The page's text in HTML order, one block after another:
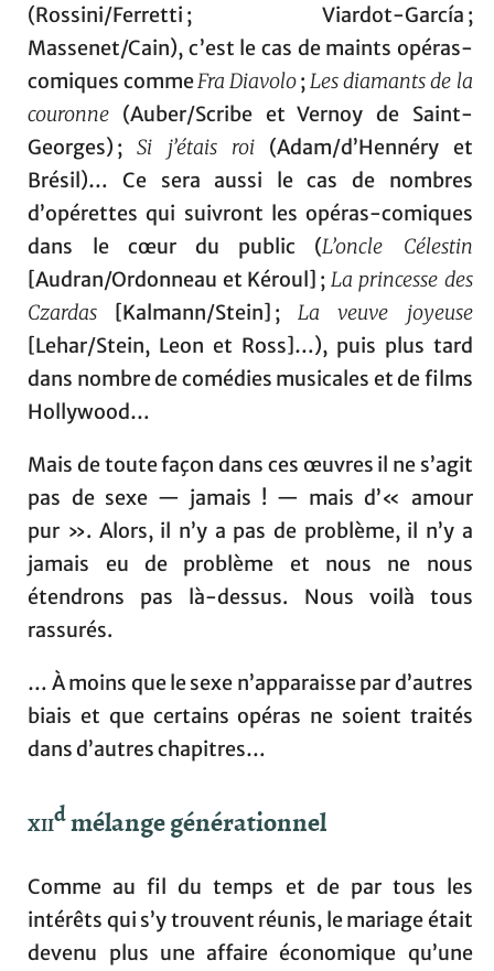
(Rossini/Ferretti ; Viardot-García ;
Massenet/Cain), c’est le cas de maints opéras-
comiques commeFra Diavolo;Les diamants de la
couronne (Auber/Scribe et Vernoy de Saint-
Georges) ;Si j’étais roi (Adam/d’Hennéry et
Brésil)… Ce sera aussi le cas de nombres
d’opérettes qui suivront les opéras-comiques
dans le cœur du public (L’oncle Célestin
[Audran/Ordonneau et Kéroul] ; La princesse des
Czardas [Kalmann/Stein] ; La veuve joyeuse
[Lehar/Stein, Leon et Ross]…), puis plus tard
dans nombre de comédies musicales et de films
Hollywood…
Mais de toute façon dans ces œuvres il ne s’agit
pas de sexe — jamais ! — mais d’« amour
pur ». Alors, il n’y a pas de problème, il n’y a
jamais eu de problème et nous ne nous
étendrons pas là-dessus. Nous voilà tous
rassurés.
… À moins que le sexe n’apparaisse par d’autres
biais et que certains opéras ne soient traités
dans d’autres chapitres…
xiidmélange générationnel
Comme au fil du temps et de par tous les
intérêts qui s’y trouvent réunis, le mariage était
devenu plus une affaire économique qu’une